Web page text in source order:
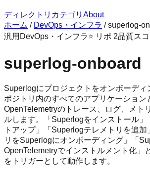
ディレクトリ カテゴリ About
ホーム / DevOps・インフラ /superlog-
汎用 DevOps・インフラ⭐ リポ 2品質ス
superlog-onboard
Superlogにプロジェクトをオンボーディ
ポジトリ内のすべてのアプリケーション
OpenTelemetryのトレース、ログ、メト
ルします。「Superlogをインストール」
トアップ」「Superlogテレメトリを追加
リをSuperlogにオンボーディング」「
OpenTelemetryでインストルメント化」
をトリガーとして動作します。